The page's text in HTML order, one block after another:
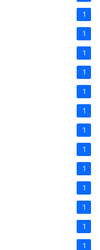
1
1
1
1
1
1
1
1
1
1
1
1
1